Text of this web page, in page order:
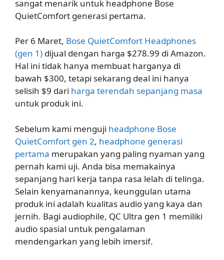
sangat menarik untuk headphone Bose
QuietComfort generasi pertama.
Per 6 Maret, Bose QuietComfort Headphones
(gen 1) dijual dengan harga $278.99 di Amazon.
Hal ini tidak hanya membuat harganya di
bawah $300, tetapi sekarang deal ini hanya
selisih $9 dari harga terendah sepanjang masa
untuk produk ini.
Sebelum kami menguji headphone Bose
QuietComfort gen 2, headphone generasi
pertama merupakan yang paling nyaman yang
pernah kami uji. Anda bisa memakainya
sepanjang hari kerja tanpa rasa lelah di telinga.
Selain kenyamanannya, keunggulan utama
produk ini adalah kualitas audio yang kaya dan
jernih. Bagi audiophile, QC Ultra gen 1 memiliki
audio spasial untuk pengalaman
mendengarkan yang lebih imersif.